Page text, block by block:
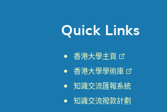
Quick Links
香港大學主頁
香港大學學術庫
知識交流匯報系統
知識交流撥款計劃